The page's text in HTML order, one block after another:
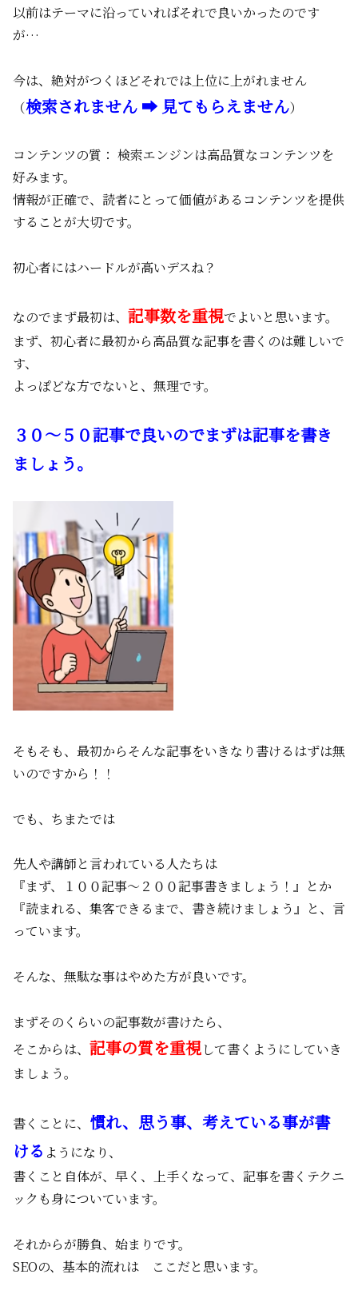
以前はテーマに沿っていればそれで良いかったのです
が…
今は、絶対がつくほどそれでは上位に上がれません
（検索されません ➡ 見てもらえません）
コンテンツの質： 検索エンジンは高品質なコンテンツを
好みます。
情報が正確で、読者にとって価値があるコンテンツを提供
することが大切です。
初心者にはハードルが高いデスね？
なのでまず最初は、 記事数を重視でよいと思います。
まず、初心者に最初から高品質な記事を書くのは難しいで
す、
よっぽどな方でないと、無理です。
３０～５０記事で良いのでまずは記事を書き
ましょう。
そもそも、最初からそんな記事をいきなり書けるはずは無
いのですから！！
でも、ちまたでは
先人や講師と言われている人たちは
『まず、１００記事～２００記事書きましょう！』とか
『読まれる、集客できるまで、書き続けましょう』と、言
っています。
そんな、無駄な事はやめた方が良いです。
まずそのくらいの記事数が書けたら、
そこからは、 記事の質を重視して書くようにしていき
ましょう。
書くことに、 慣れ、思う事、考えている事が書
ける ようになり、
書くこと自体が、早く、上手くなって、記事を書くテクニ
ックも身についています。
それからが勝負、始まりです。
SEOの、基本的流れは ここだと思います。